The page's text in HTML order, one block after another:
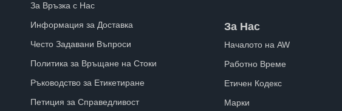
За Връзка с Нас
Информация за Доставка
Често Задавани Въпроси
Политика за Връщане на Стоки
Ръководство за Етикетиране
Петиция за Справедливост
За Нас
Началото на AW
Работно Време
Етичен Кодекс
Марки